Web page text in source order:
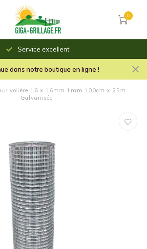
0
Service excellent
dans notre boutique en ligne !
volière 16 x 16mm 1mm 100cm x 25m
Galvanisée